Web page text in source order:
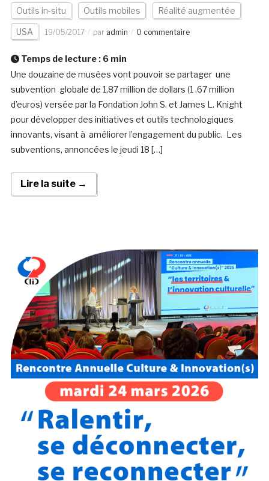
Outils in-situ Outils mobiles Réalité augmentée
USA 19/05/2017 par admin 0 commentaire
Temps de lecture : 6 min
Une douzaine de musées vont pouvoir se partager une
subvention globale de 1,87 million de dollars (1 .67 million
d’euros) versée par la Fondation John S. et James L. Knight
pour développer des initiatives et outils technologiques
innovants, visant à améliorer l’engagement du public. Les
subventions, annoncées le jeudi 18 […]
Lire la suite →